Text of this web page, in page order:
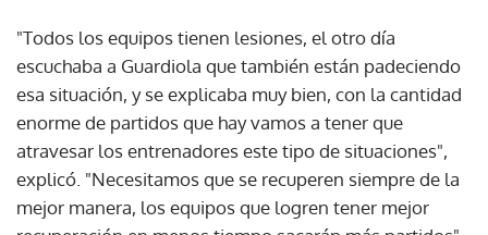
"Todos los equipos tienen lesiones, el otro día
escuchaba a Guardiola que también están padeciendo
esa situación, y se explicaba muy bien, con la cantidad
enorme de partidos que hay vamos a tener que
atravesar los entrenadores este tipo de situaciones",
explicó. "Necesitamos que se recuperen siempre de la
mejor manera, los equipos que logren tener mejor